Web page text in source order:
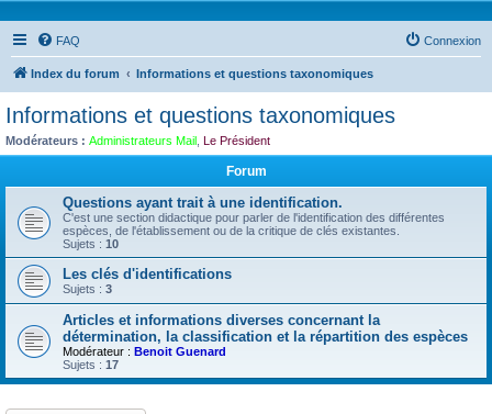
FAQ Connexion
Index du forum Informations et questions taxonomiques
Informations et questions taxonomiques
Modérateurs : Administrateurs Mail Le Président
Forum
Questions ayant trait à une identification.
C'est une section didactique pour parler de l'identification des différentes
espèces, de l'établissement ou de la critique de clés existantes.
Sujets : 10
Les clés d'identifications
Sujets : 3
Articles et informations diverses concernant la
détermination, la classification et la répartition des espèces
Modérateur : Benoit Guenard
Sujets : 17